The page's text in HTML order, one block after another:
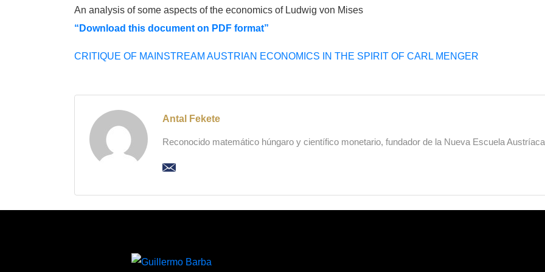
An analysis of some aspects of the economics of Ludwig von Mises
“Download this document on PDF format”
CRITIQUE OF MAINSTREAM AUSTRIAN ECONOMICS IN THE SPIRIT OF CARL MENGER
Antal Fekete
Reconocido matemático húngaro y científico monetario, fundador de la Nueva Escuela